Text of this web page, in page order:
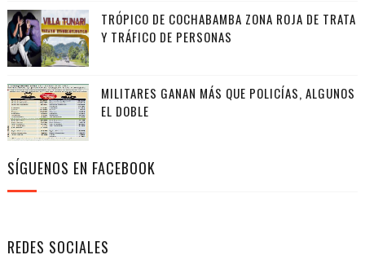
TRÓPICO DE COCHABAMBA ZONA ROJA DE TRATA
Y TRÁFICO DE PERSONAS
MILITARES GANAN MÁS QUE POLICÍAS, ALGUNOS
EL DOBLE
SÍGUENOS EN FACEBOOK
REDES SOCIALES